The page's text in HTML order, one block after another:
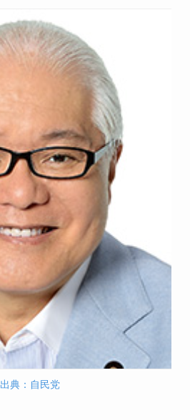
出典：自民党